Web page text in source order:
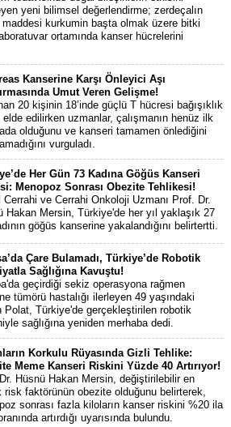
yeni bilimsel değerlendirme; zerdeçalın
kurkumin başta olmak üzere bitki
ortamında kanser hücrelerini
Kanserine Karşı Önleyici Aşı
Umut Veren Gelişme!
20 kişinin 18’inde güçlü T hücresi bağışıklık
elde edilirken uzmanlar, çalışmanın henüz ilk
olduğunu ve kanseri tamamen önlediğini
vurguladı.
Her Gün 73 Kadına Göğüs Kanseri
Menopoz Sonrası Obezite Tehlikesi!
Cerrahi ve Cerrahi Onkoloji Uzmanı Prof. Dr.
Hakan Mersin, Türkiye'de her yıl yaklaşık 27
göğüs kanserine yakalandığını belirtertti.
Çare Bulamadı, Türkiye’de Robotik
Sağlığına Kavuştu!
geçirdiği sekiz operasyona rağmen
tümörü hastalığı ilerleyen 49 yaşındaki
Polat, Türkiye'de gerçekleştirilen robotik
sağlığına yeniden merhaba dedi.
Korkulu Rüyasında Gizli Tehlike:
Meme Kanseri Riskini Yüzde 40 Artırıyor!
Hüsnü Hakan Mersin, değiştirilebilir en
risk faktörünün obezite olduğunu belirterek,
sonrası fazla kiloların kanser riskini %20 ila
artırdığı uyarısında bulundu.